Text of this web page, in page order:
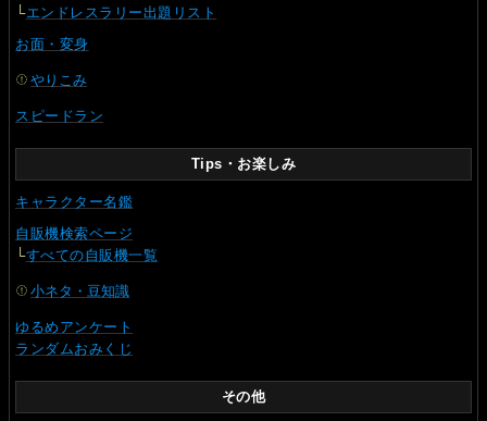
└エンドレスラリー出題リスト
お面・変身
やりこみ
スピードラン
Tips・お楽しみ
キャラクター名鑑
自販機検索ページ
└すべての自販機一覧
小ネタ・豆知識
ゆるめアンケート
ランダムおみくじ
その他